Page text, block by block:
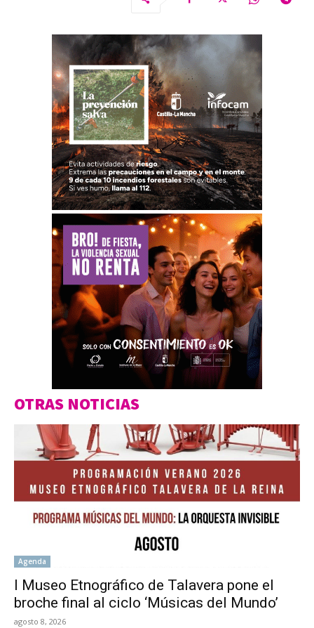
OTRAS NOTICIAS
Agenda
l Museo Etnográfico de Talavera pone el
broche final al ciclo ‘Músicas del Mundo’
agosto 8, 2026